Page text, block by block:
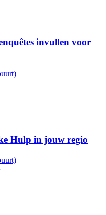
invullen voor
Hulp in jouw regio